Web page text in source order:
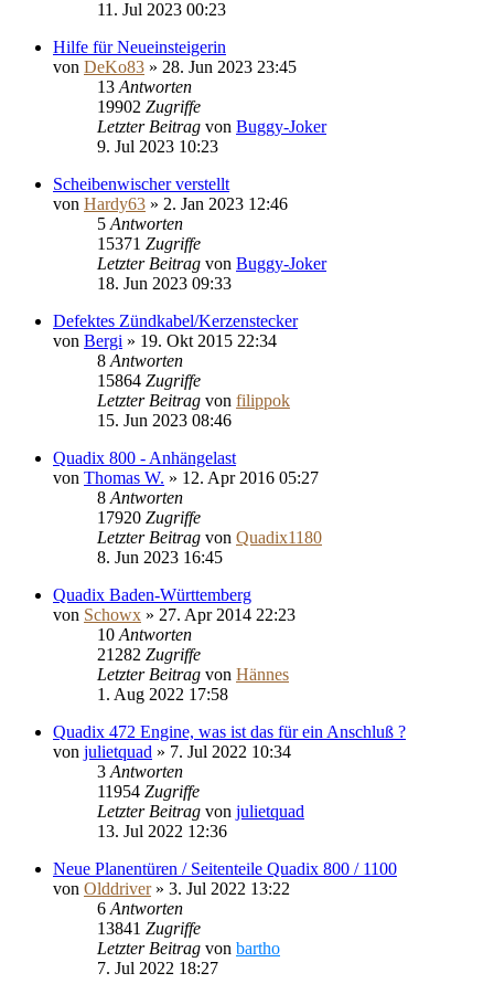
11. Jul 2023 00:23
Hilfe für Neueinsteigerin
von DeKo83 » 28. Jun 2023 23:45
13 Antworten
19902 Zugriffe
Letzter Beitrag von Buggy-Joker
9. Jul 2023 10:23
Scheibenwischer verstellt
von Hardy63 » 2. Jan 2023 12:46
5 Antworten
15371 Zugriffe
Letzter Beitrag von Buggy-Joker
18. Jun 2023 09:33
Defektes Zündkabel/Kerzenstecker
von Bergi » 19. Okt 2015 22:34
8 Antworten
15864 Zugriffe
Letzter Beitrag von filippok
15. Jun 2023 08:46
Quadix 800 - Anhängelast
von Thomas W. » 12. Apr 2016 05:27
8 Antworten
17920 Zugriffe
Letzter Beitrag von Quadix1180
8. Jun 2023 16:45
Quadix Baden-Württemberg
von Schowx » 27. Apr 2014 22:23
10 Antworten
21282 Zugriffe
Letzter Beitrag von Hännes
1. Aug 2022 17:58
Quadix 472 Engine, was ist das für ein Anschluß ?
von julietquad » 7. Jul 2022 10:34
3 Antworten
11954 Zugriffe
Letzter Beitrag von julietquad
13. Jul 2022 12:36
Neue Planentüren / Seitenteile Quadix 800 / 1100
von Olddriver» 3. Jul 2022 13:22
6 Antworten
13841 Zugriffe
Letzter Beitrag von bartho
7. Jul 2022 18:27